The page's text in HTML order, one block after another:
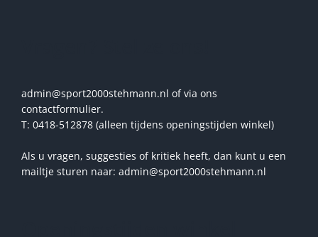
admin@sport2000stehmann.nl of via ons
contactformulier.
T: 0418-512878 (alleen tijdens openingstijden winkel)
Als u vragen, suggesties of kritiek heeft, dan kunt u een
mailtje sturen naar: admin@sport2000stehmann.nl